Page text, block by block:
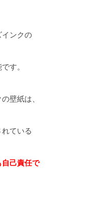
インクの
す。
壁紙は、
ている
自己責任で